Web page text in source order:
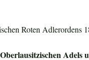
Roten Adlerordens
Adels